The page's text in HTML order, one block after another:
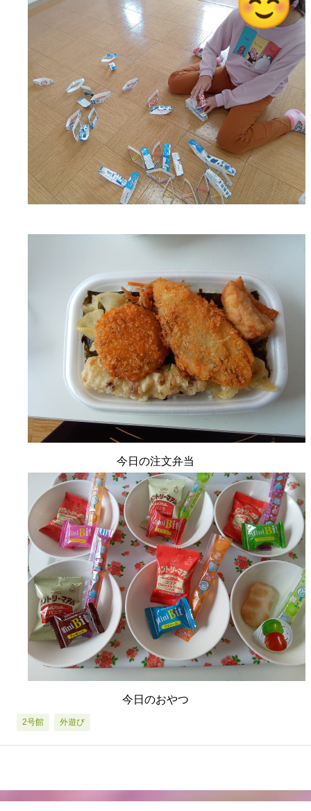
今日の注文弁当
今日のおやつ
2号館 外遊び